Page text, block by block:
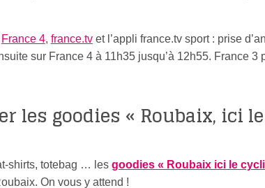
France 4, france.tvet l’appli france.tv sport : prise
sur France 4 à 11h35 jusqu’à 12h55. France 3
les goodies « Roubaix, ici le
shirts, totebag … les goodies « Roubaix ici le
On vous y attend !